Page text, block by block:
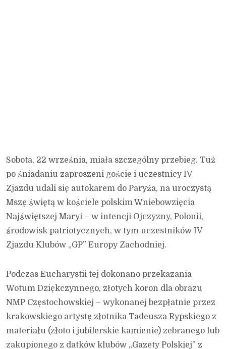
Sobota, 22 września, miała szczególny przebieg. Tuż
po śniadaniu zaproszeni goście i uczestnicy IV
Zjazdu udali się autokarem do Paryża, na uroczystą
Mszę świętą w kościele polskim Wniebowzięcia
Najświętszej Maryi – w intencji Ojczyzny, Polonii,
środowisk patriotycznych, w tym uczestników IV
Zjazdu Klubów „GP” Europy Zachodniej.
Podczas Eucharystii tej dokonano przekazania
Wotum Dziękczynnego, złotych koron dla obrazu
NMP Częstochowskiej – wykonanej bezpłatnie przez
krakowskiego artystę złotnika Tadeusza Rypskiego z
materiału (złoto i jubilerskie kamienie) zebranego lub
zakupionego z datków klubów „Gazety Polskiej” z